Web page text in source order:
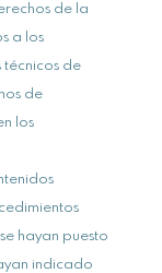
de la
a los
técnicos de
de
los
hayan puesto
indicado